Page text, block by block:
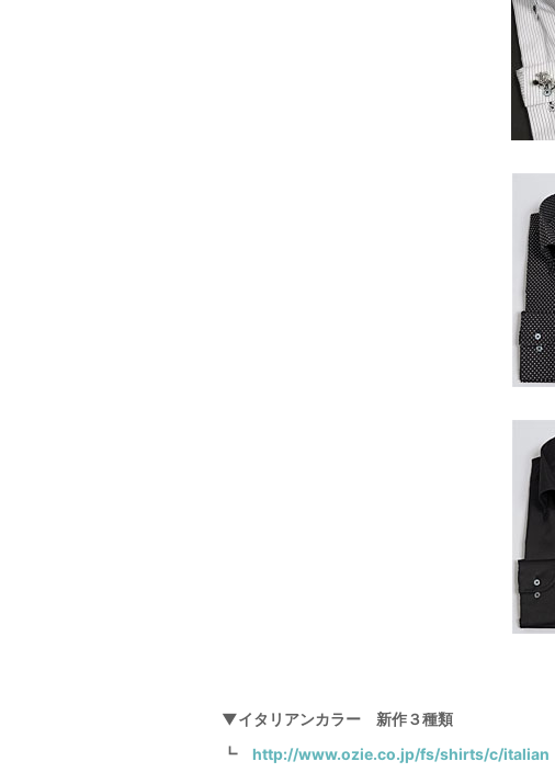
▼イタリアンカラー 新作３種類
┗ http://www.ozie.co.jp/fs/shirts/c/italian